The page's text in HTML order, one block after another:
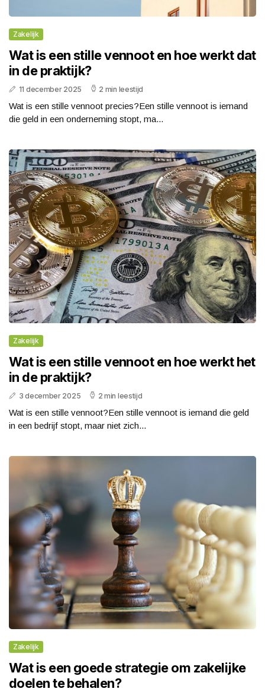
Zakelijk
Wat is een stille vennoot en hoe werkt dat
in de praktijk?
11 december 2025 2 min leestijd
Wat is een stille vennoot precies?Een stille vennoot is iemand
die geld in een onderneming stopt, ma...
Zakelijk
Wat is een stille vennoot en hoe werkt het
in de praktijk?
3 december 2025 2 min leestijd
Wat is een stille vennoot?Een stille vennoot is iemand die geld
in een bedrijf stopt, maar niet zich...
Zakelijk
Wat is een goede strategie om zakelijke
doelen te behalen?